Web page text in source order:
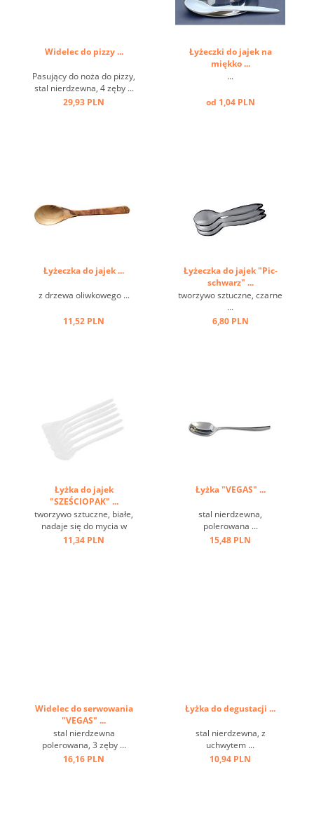
Widelec do pizzy ...
Pasujący do noża do pizzy,
stal nierdzewna, 4 zęby ...
29,93 PLN
Łyżeczki do jajek na
miękko ...
...
od 1,04 PLN
Łyżeczka do jajek ...
z drzewa oliwkowego ...
11,52 PLN
Łyżeczka do jajek "Pic-
schwarz" ...
tworzywo sztuczne, czarne
...
6,80 PLN
Łyżka do jajek
"SZEŚCIOPAK" ...
tworzywo sztuczne, białe,
nadaje się do mycia w
zmywarkach ...
11,34 PLN
Łyżka "VEGAS" ...
stal nierdzewna,
polerowana ...
15,48 PLN
Widelec do serwowania
"VEGAS" ...
stal nierdzewna
polerowana, 3 zęby ...
16,16 PLN
Łyżka do degustacji ...
stal nierdzewna, z
uchwytem ...
10,94 PLN